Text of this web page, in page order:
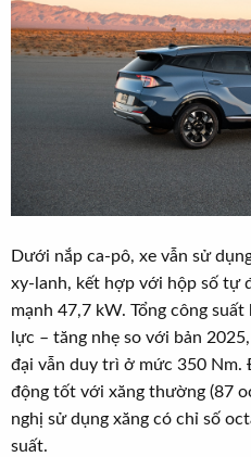
Dưới nắp ca-pô, xe vẫn sử
xy-lanh, kết hợp với hộp số tự
mạnh 47,7 kW. Tổng công
lực – tăng nhẹ so với bản
đại vẫn duy trì ở mức 350 Nm.
động tốt với xăng thường (87
nghị sử dụng xăng có chỉ số
suất.